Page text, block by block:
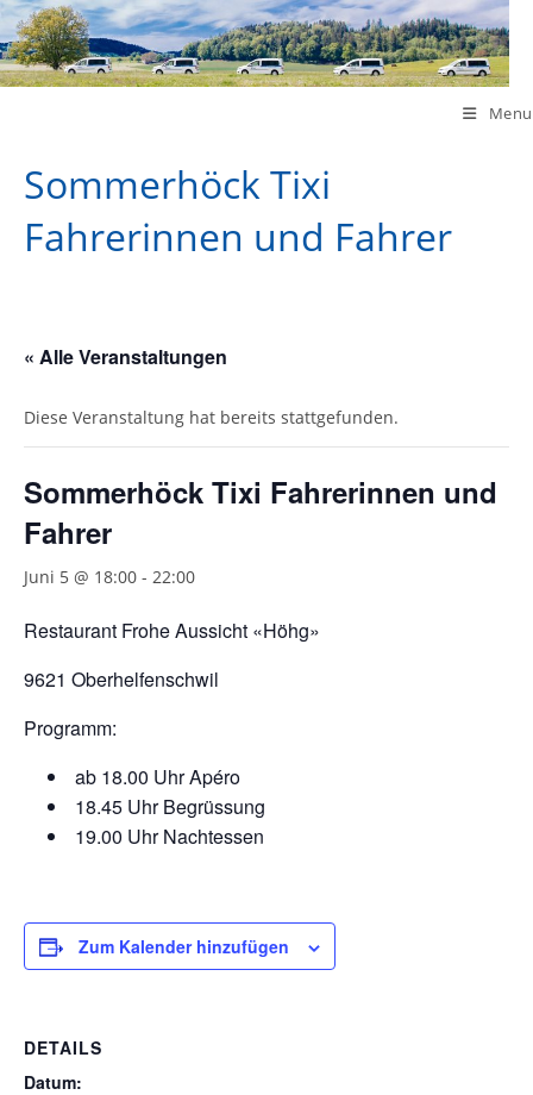
Skip
to
content
Menu
Sommerhöck Tixi
Fahrerinnen und Fahrer
« Alle Veranstaltungen
Diese Veranstaltung hat bereits stattgefunden.
Sommerhöck Tixi Fahrerinnen und
Fahrer
Juni 5 @ 18:00 - 22:00
Restaurant Frohe Aussicht «Höhg»
9621 Oberhelfenschwil
Programm:
ab 18.00 Uhr Apéro
18.45 Uhr Begrüssung
19.00 Uhr Nachtessen
Zum Kalender hinzufügen
DETAILS
Datum: